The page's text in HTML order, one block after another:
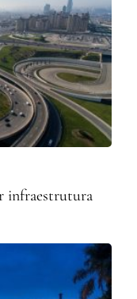
infraestrutura